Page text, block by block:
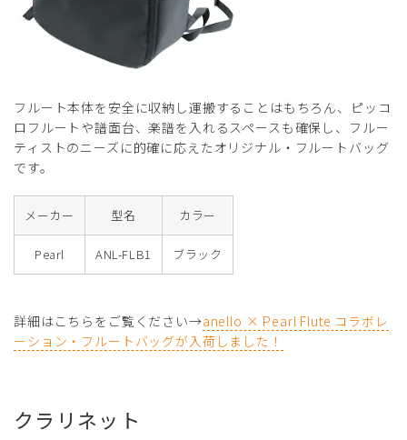
フルート本体を安全に収納し運搬することはもちろん、ピッコ
ロフルートや譜面台、楽譜を入れるスペースも確保し、フルー
ティストのニーズに的確に応えたオリジナル・フルートバッグ
です。
メーカー 型名 カラー
Pearl ANL-FLB1 ブラック
詳細はこちらをご覧ください→anello × Pearl Flute コラボレ
ーション・フルートバッグが入荷しました！
クラリネット